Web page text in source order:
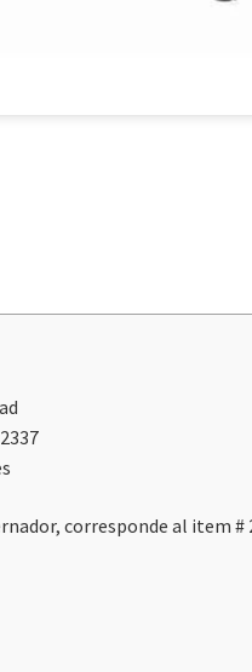
corresponde al item #